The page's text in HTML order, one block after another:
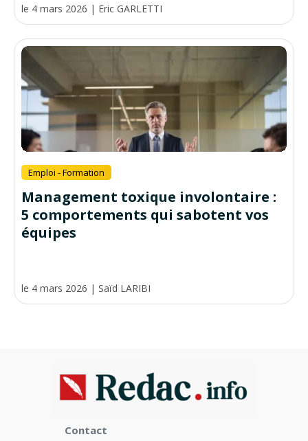
le 4 mars 2026 | Eric GARLETTI
Emploi - Formation
Management toxique involontaire :
5 comportements qui sabotent vos
équipes
le 4 mars 2026 | Saïd LARIBI
Contact